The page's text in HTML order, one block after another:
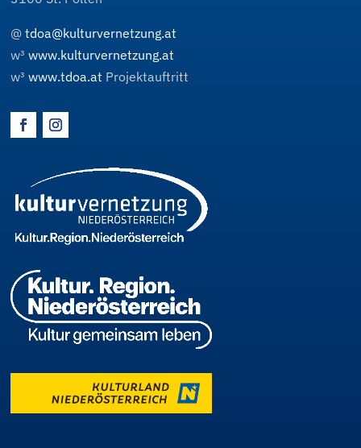
@tdoa@kulturvernetzung.at
w³www.kulturvernetzung.at
w³www.tdoa.at Projektauftritt